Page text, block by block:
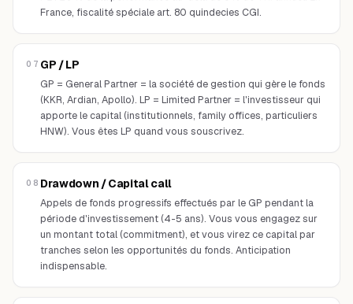
France, fiscalité spéciale art. 80 quindecies CGI.
07 GP / LP
GP = General Partner = la société de gestion qui gère le fonds
(KKR, Ardian, Apollo). LP = Limited Partner = l'investisseur qui
apporte le capital (institutionnels, family offices, particuliers
HNW). Vous êtes LP quand vous souscrivez.
08 Drawdown / Capital call
Appels de fonds progressifs effectués par le GP pendant la
période d'investissement (4-5 ans). Vous vous engagez sur
un montant total (commitment), et vous virez ce capital par
tranches selon les opportunités du fonds. Anticipation
indispensable.